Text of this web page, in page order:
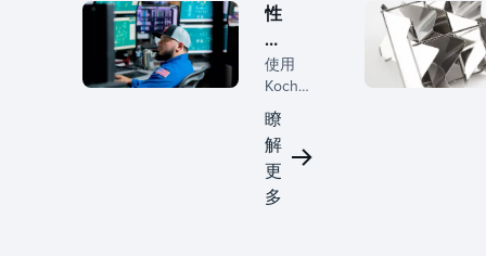
性
能
優
化
使用
Koch-
Glitsch
的先進
傳質和
分離解
決方案
瞭
解
更
多